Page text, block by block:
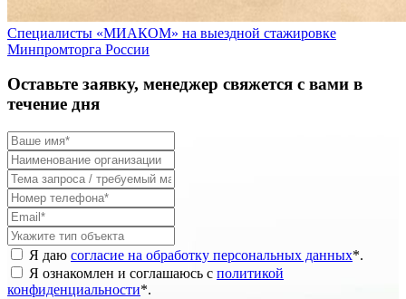
Специалисты «МИАКОМ» на выездной стажировке
Минпромторга России
Оставьте заявку, менеджер свяжется с вами в
течение дня
Я даю согласие на обработку персональных данных*.
Я ознакомлен и соглашаюсь с политикой
конфиденциальности*.